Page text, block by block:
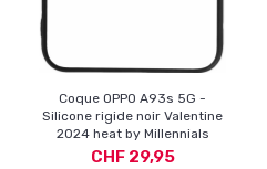
Coque OPPO A93s 5G -
Silicone rigide noir Valentine
2024 heat by Millennials
CHF 29,95